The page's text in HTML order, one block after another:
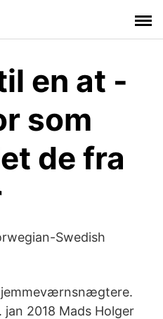
en at -
som
de fra
Swedish
2018 Mads Holger